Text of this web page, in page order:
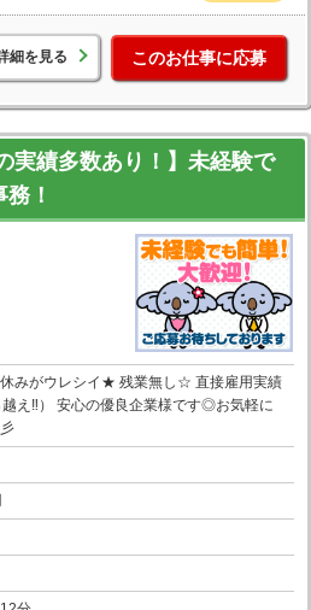
細を見る このお仕事に応募
実績多数あり！】未経験で
！
みがウレシイ★ 残業無し☆ 直接雇用実績
え‼） 安心の優良企業様です◎お気軽に